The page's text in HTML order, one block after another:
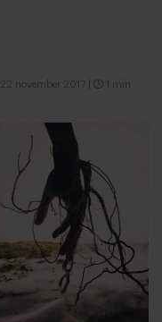
22 november 2017 1 min